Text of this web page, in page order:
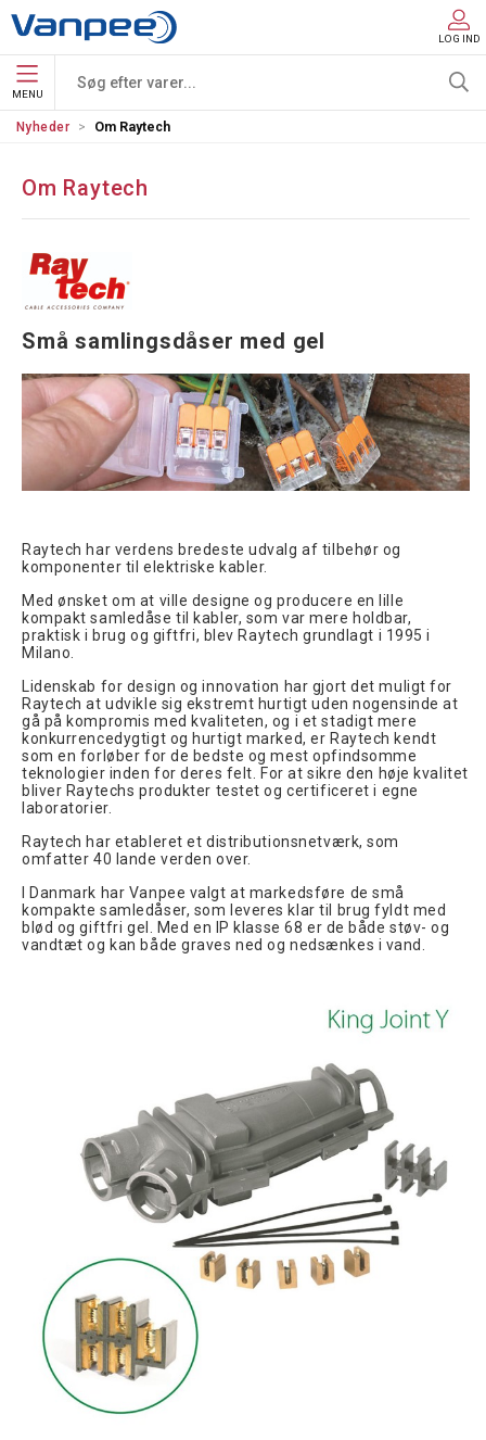
LOG IND
MENU
Nyheder Om Raytech
Om Raytech
Små samlingsdåser med gel
Raytech har verdens bredeste udvalg af tilbehør og
komponenter til elektriske kabler.
Med ønsket om at ville designe og producere en lille
kompakt samledåse til kabler, som var mere holdbar,
praktisk i brug og giftfri, blev Raytech grundlagt i 1995 i
Milano.
Lidenskab for design og innovation har gjort det muligt for
Raytech at udvikle sig ekstremt hurtigt uden nogensinde at
gå på kompromis med kvaliteten, og i et stadigt mere
konkurrencedygtigt og hurtigt marked, er Raytech kendt
som en forløber for de bedste og mest opfindsomme
teknologier inden for deres felt. For at sikre den høje kvalitet
bliver Raytechs produkter testet og certificeret i egne
laboratorier.
Raytech har etableret et distributionsnetværk, som
omfatter 40 lande verden over.
I Danmark har Vanpee valgt at markedsføre de små
kompakte samledåser, som leveres klar til brug fyldt med
blød og giftfri gel. Med en IP klasse 68 er de både støv- og
vandtæt og kan både graves ned og nedsænkes i vand.